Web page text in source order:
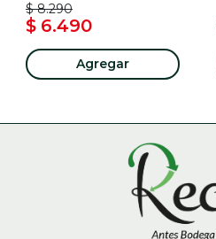
$ 8.290
$ 6.490
Agregar